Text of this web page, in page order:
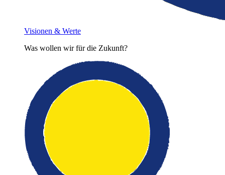
Visionen & Werte
Was wollen wir für die Zukunft?